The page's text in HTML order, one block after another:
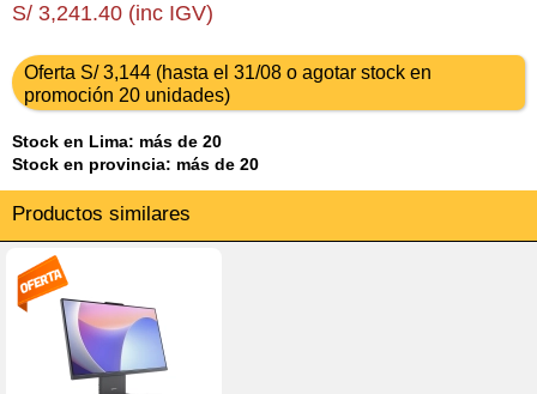
S/ 3,241.40 (inc IGV)
Oferta S/ 3,144 (hasta el 31/08 o agotar stock en
promoción 20 unidades)
Stock en Lima: más de 20
Stock en provincia: más de 20
Productos similares